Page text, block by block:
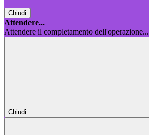
Chiudi
Attendere...
Attendere il completamento dell'operazione...
Chiudi